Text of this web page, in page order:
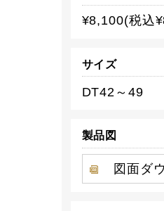
¥8,100(税込
サイズ
DT42～49
製品図
図面ダ